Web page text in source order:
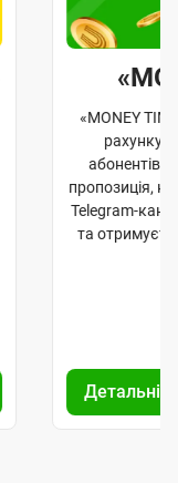
«MONEY
рахунку
абонентів.
пропозиція,
Telegram-
та